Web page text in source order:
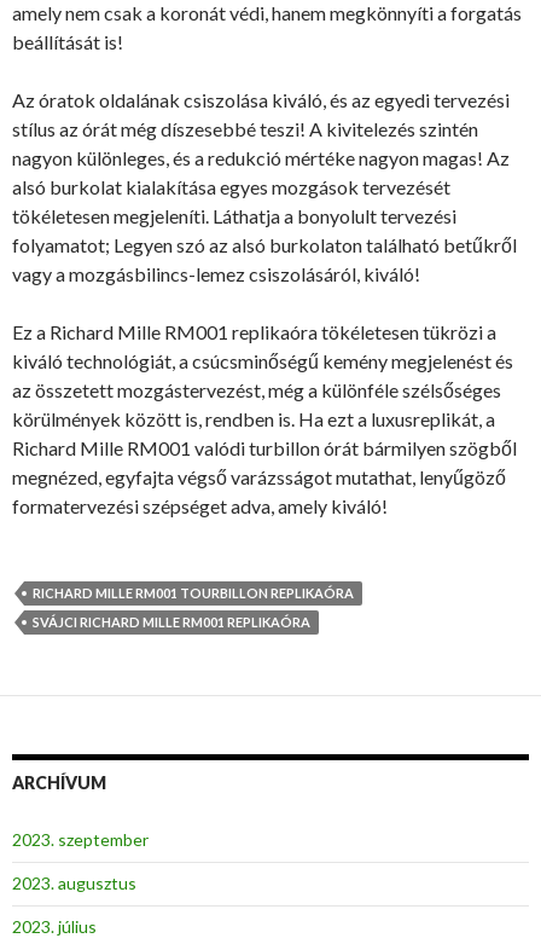
amely nem csak a koronát védi, hanem megkönnyíti a forgatás
beállítását is!
Az óratok oldalának csiszolása kiváló, és az egyedi tervezési
stílus az órát még díszesebbé teszi! A kivitelezés szintén
nagyon különleges, és a redukció mértéke nagyon magas! Az
alsó burkolat kialakítása egyes mozgások tervezését
tökéletesen megjeleníti. Láthatja a bonyolult tervezési
folyamatot; Legyen szó az alsó burkolaton található betűkről
vagy a mozgásbilincs-lemez csiszolásáról, kiváló!
Ez a Richard Mille RM001 replikaóra tökéletesen tükrözi a
kiváló technológiát, a csúcsminőségű kemény megjelenést és
az összetett mozgástervezést, még a különféle szélsőséges
körülmények között is, rendben is. Ha ezt a luxusreplikát, a
Richard Mille RM001 valódi turbillon órát bármilyen szögből
megnézed, egyfajta végső varázsságot mutathat, lenyűgöző
formatervezési szépséget adva, amely kiváló!
RICHARD MILLE RM001 TOURBILLON REPLIKAÓRA
SVÁJCI RICHARD MILLE RM001 REPLIKAÓRA
ARCHÍVUM
2023. szeptember
2023. augusztus
2023. július